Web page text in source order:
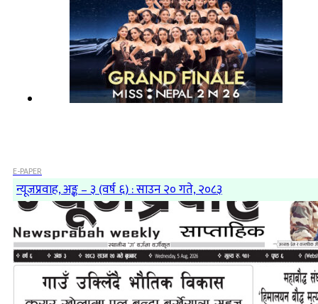
E-PAPER
न्यूजप्रवाह, अङ्क – ३ (वर्ष ६) : साउन २० गते, २०८३